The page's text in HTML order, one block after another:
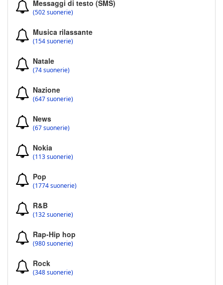
Messaggi di testo (SMS)
(502 suonerie)
Musica rilassante
(154 suonerie)
Natale
(74 suonerie)
Nazione
(647 suonerie)
News
(67 suonerie)
Nokia
(113 suonerie)
Pop
(1774 suonerie)
R&B
(132 suonerie)
Rap-Hip hop
(980 suonerie)
Rock
(348 suonerie)